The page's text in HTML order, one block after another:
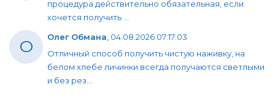
процедура действительно обязательная, если
хочется получить ...
О Олег Обмана 04.08.2026 07:17:03
Отличный способ получить чистую наживку, на
белом хлебе личинки всегда получаются светлыми
и без рез...